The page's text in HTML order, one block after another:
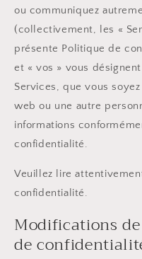
ou communiquez
(collectivement, les «
présente Politique de
et « vos » vous
Services, que vous
web ou une autre
informations
confidentialité.
Veuillez lire
confidentialité.
Modifications
de